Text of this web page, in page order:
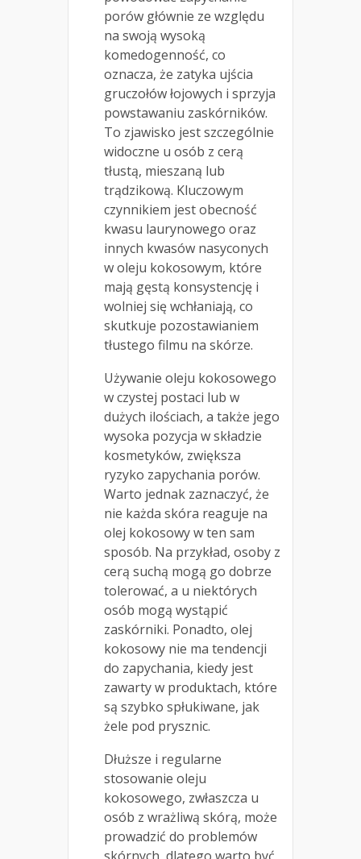
porów głównie ze względu
na swoją wysoką
komedogenność, co
oznacza, że zatyka ujścia
gruczołów łojowych i sprzyja
powstawaniu zaskórników.
To zjawisko jest szczególnie
widoczne u osób z cerą
tłustą, mieszaną lub
trądzikową. Kluczowym
czynnikiem jest obecność
kwasu laurynowego oraz
innych kwasów nasyconych
w oleju kokosowym, które
mają gęstą konsystencję i
wolniej się wchłaniają, co
skutkuje pozostawianiem
tłustego filmu na skórze.
Używanie oleju kokosowego
w czystej postaci lub w
dużych ilościach, a także jego
wysoka pozycja w składzie
kosmetyków, zwiększa
ryzyko zapychania porów.
Warto jednak zaznaczyć, że
nie każda skóra reaguje na
olej kokosowy w ten sam
sposób. Na przykład, osoby z
cerą suchą mogą go dobrze
tolerować, a u niektórych
osób mogą wystąpić
zaskórniki. Ponadto, olej
kokosowy nie ma tendencji
do zapychania, kiedy jest
zawarty w produktach, które
są szybko spłukiwane, jak
żele pod prysznic.
Dłuższe i regularne
stosowanie oleju
kokosowego, zwłaszcza u
osób z wrażliwą skórą, może
prowadzić do problemów